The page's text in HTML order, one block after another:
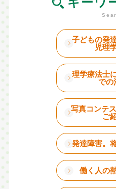
子どもの発
児理
理学療法士
での
写真コンテ
ご
発達障害。
働く人の